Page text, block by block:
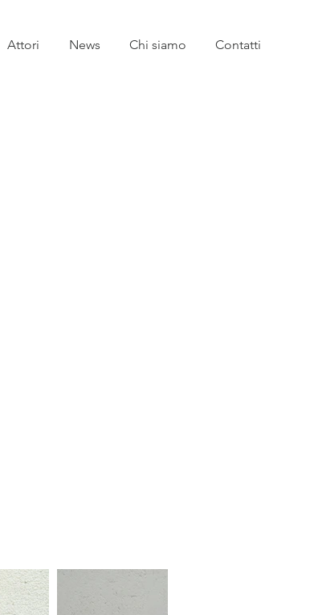
Attori News Chi siamo Contatti